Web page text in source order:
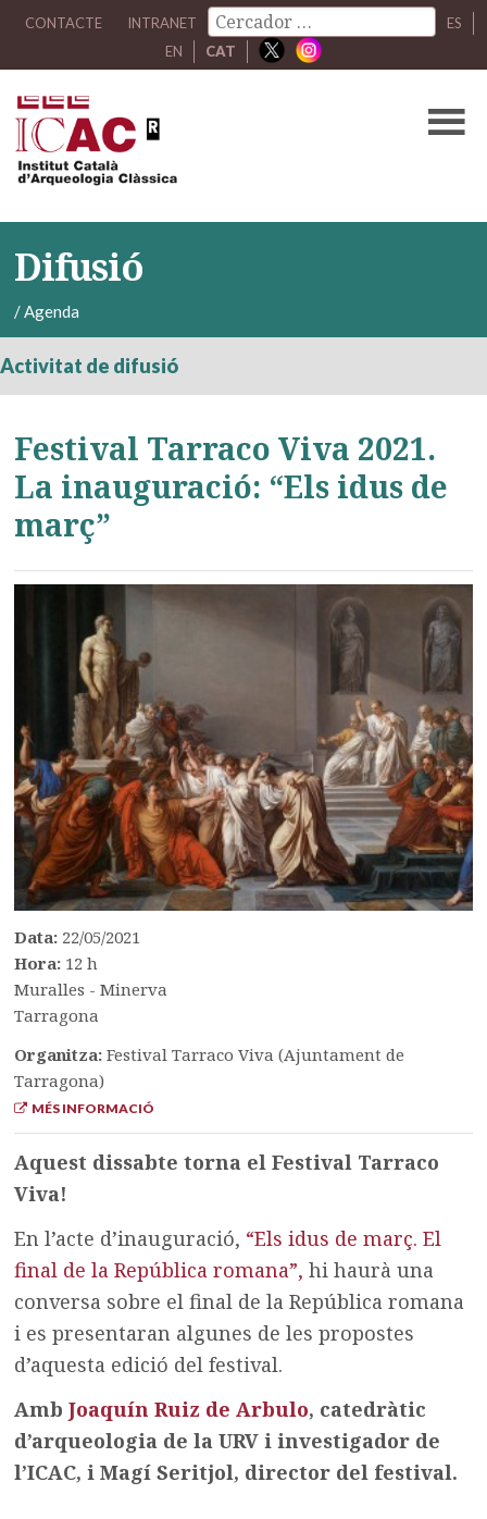
CONTACTE INTRANET
ES
EN
CAT
Difusió
/Agenda
Activitat de difusió
Festival Tarraco Viva 2021.
La inauguració: “Els idus de
març”
Data: 22/05/2021
Hora: 12 h
Muralles - Minerva
Tarragona
Organitza:Festival Tarraco Viva (Ajuntament de
Tarragona)
MÉS INFORMACIÓ
Aquest dissabte torna el Festival Tarraco
Viva!
En l’acte d’inauguració, “Els idus de març. El
final de la República romana”, hi haurà una
conversa sobre el final de la República romana
i es presentaran algunes de les propostes
d’aquesta edició del festival.
Amb Joaquín Ruiz de Arbulo, catedràtic
d’arqueologia de la URVi investigador de
l’ICAC, i Magí Seritjol, director del festival.